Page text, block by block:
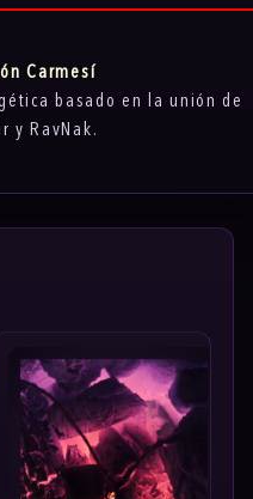
Carmesí
basado en la unión de
y RavNak.